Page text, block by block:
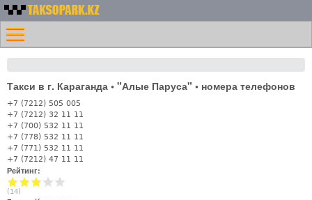
содержанию
Номера
такси
Казахстана -
Таксопарк.KZ
Меню
Главная
Контакты
Такси в г. Караганда • "Алые Паруса" • номера телефонов
+7 (7212) 505 005
+7 (7212) 32 11 11
+7 (700) 532 11 11
+7 (778) 532 11 11
+7 (771) 532 11 11
+7 (7212) 47 11 11
Рейтинг:
(14)